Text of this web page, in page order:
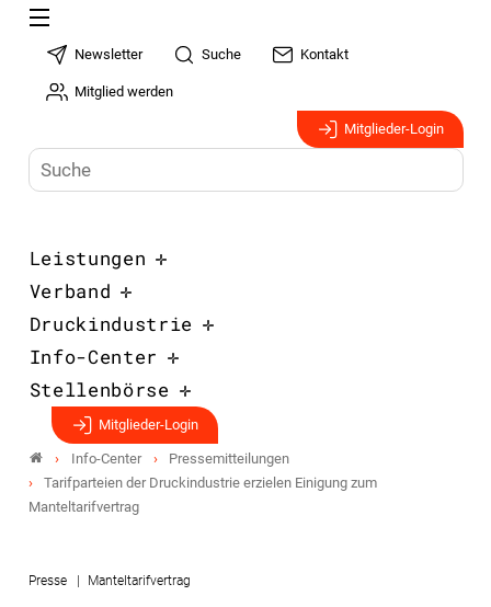
Newsletter Suche Kontakt
Mitglied werden
Mitglieder-Login
Leistungen
Verband
Druckindustrie
Info-Center
Stellenbörse
Mitglieder-Login
Info-Center
Pressemitteilungen
Tarifparteien der Druckindustrie erzielen Einigung zum
Manteltarifvertrag
Presse Manteltarifvertrag